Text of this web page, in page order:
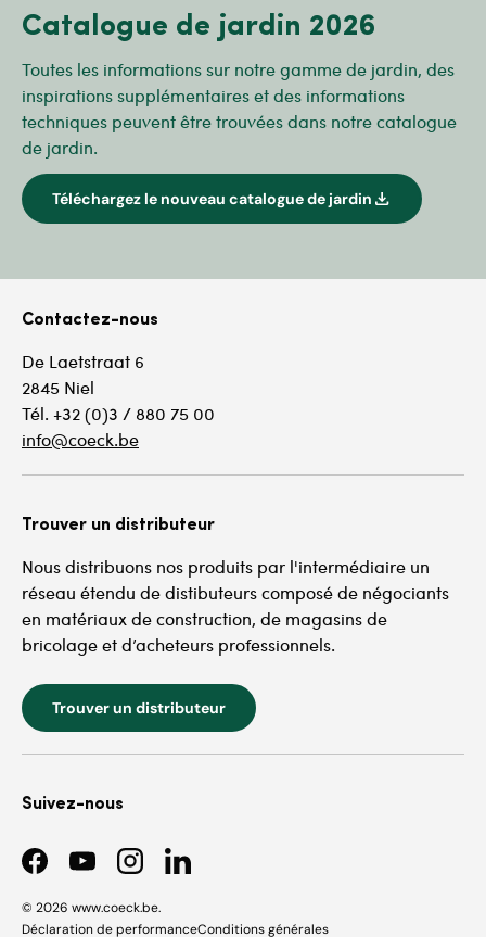
Catalogue de jardin 2026
Toutes les informations sur notre gamme de jardin, des
inspirations supplémentaires et des informations
techniques peuvent être trouvées dans notre catalogue
de jardin.
Téléchargez le nouveau catalogue de jardin download
Contactez-nous
De Laetstraat 6
2845 Niel
Tél. +32 (0)3 / 880 75 00
info@coeck.be
Trouver un distributeur
Nous distribuons nos produits par l'intermédiaire un
réseau étendu de distibuteurs composé de négociants
en matériaux de construction, de magasins de
bricolage et d’acheteurs professionnels.
Trouver un distributeur
Suivez-nous
FacebookYouTubeInstagramLinkedIn
© 2026 www.coeck.be.
Déclaration de performanceConditions générales